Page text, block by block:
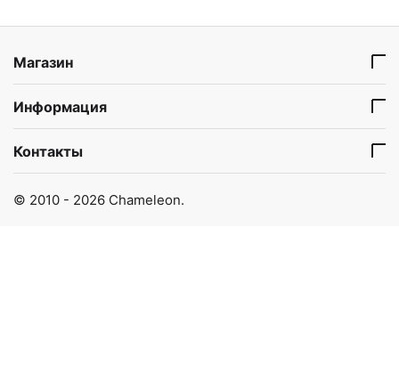
Магазин
Информация
Контакты
© 2010 - 2026 Chameleon.